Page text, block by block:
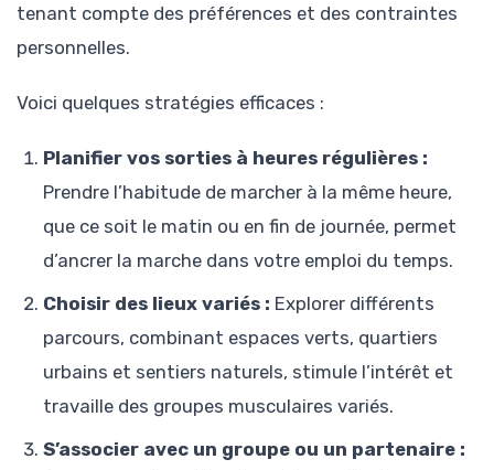
tenant compte des préférences et des contraintes
personnelles.
Voici quelques stratégies efficaces :
Planifier vos sorties à heures régulières :
Prendre l’habitude de marcher à la même heure,
que ce soit le matin ou en fin de journée, permet
d’ancrer la marche dans votre emploi du temps.
Choisir des lieux variés : Explorer différents
parcours, combinant espaces verts, quartiers
urbains et sentiers naturels, stimule l’intérêt et
travaille des groupes musculaires variés.
S’associer avec un groupe ou un partenaire :